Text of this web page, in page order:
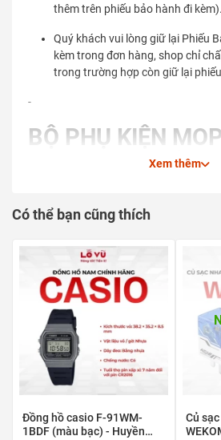
thêm trên phiếu bảo hành đi kèm).
Quý khách vui lòng giữ lại Phiếu
kèm trong đơn hàng, shop chỉ
trong trường hợp còn giữ lại
-
BỘ PHỤ KIỆN
DỰ PHÒNG, CỦ
Xem thêm
Có thể bạn cũng thích
Đồng hồ casio F-91WM-
1BDF (màu bạc) - Huyền
Củ